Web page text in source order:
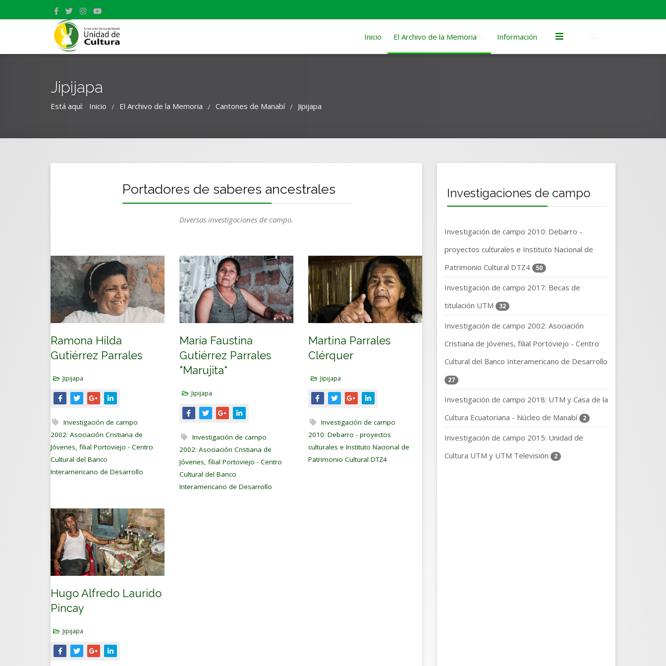
Inicio El Archivo de la Memoria Información
Jipijapa
Está aquí: Inicio / El Archivo de la Memoria / Cantones de Manabí / Jipijapa
Portadores de saberes ancestrales
Diversas investigaciones de campo.
Ramona Hilda
Gutiérrez Parrales
Jipijapa
Investigación de campo
2002: Asociación Cristiana de
Jóvenes, filial Portoviejo - Centro
Cultural del Banco
Interamericano de Desarrollo
María Faustina
Gutiérrez Parrales
"Marujita"
Jipijapa
Investigación de campo
2002: Asociación Cristiana de
Jóvenes, filial Portoviejo - Centro
Cultural del Banco
Interamericano de Desarrollo
Martina Parrales
Clérquer
Jipijapa
Investigación de campo
2010: Debarro - proyectos
culturales e Instituto Nacional de
Patrimonio Cultural DTZ4
Hugo Alfredo Laurido
Pincay
Jipijapa
Investigaciones de campo
Investigación de campo 2010: Debarro -
proyectos culturales e Instituto Nacional de
Patrimonio Cultural DTZ4
50
Investigación de campo 2017: Becas de
titulación UTM
32
Investigación de campo 2002: Asociación
Cristiana de Jóvenes, filial Portoviejo - Centro
Cultural del Banco Interamericano de Desarrollo
27
Investigación de campo 2018: UTM y Casa de la
Cultura Ecuatoriana - Núcleo de Manabí
2
Investigación de campo 2015: Unidad de
Cultura UTM y UTM Televisión
2